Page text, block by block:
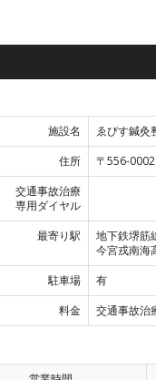
施設名
ゑびす鍼灸
住所
〒556-
交通事故治療
専用ダイヤル
最寄り駅
地下鉄堺筋
今宮戎南海
駐車場
有
料金
交通事故治